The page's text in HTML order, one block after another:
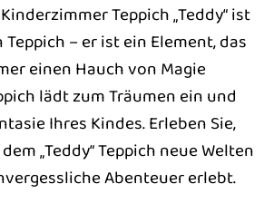
Teppich „Teddy“ ist
– er ist ein Element, das
einen Hauch von Magie
lädt zum Träumen ein und
Ihres Kindes. Erleben Sie,
„Teddy“ Teppich neue Welten
Abenteuer erlebt.